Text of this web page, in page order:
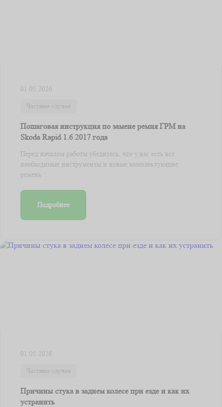
01.05.2026
Частные случаи
Пошаговая инструкция по замене ремня ГРМ на
Skoda Rapid 1.6 2017 года
Перед началом работы убедитесь, что у вас есть все
необходимые инструменты и новые комплектующие:
ремень ...
Подробнее
01.05.2026
Частные случаи
Причины стука в заднем колесе при езде и как их
устранить